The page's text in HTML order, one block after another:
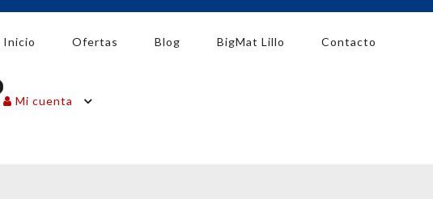
Inicio Ofertas Blog BigMat Lillo Contacto
Mi cuenta